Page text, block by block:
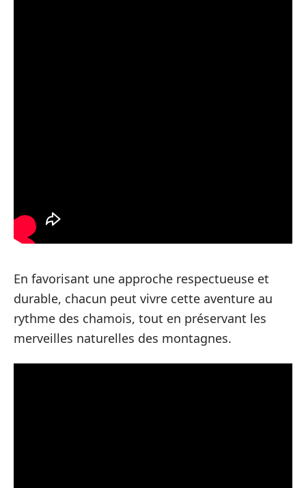
En favorisant une approche respectueuse et
durable, chacun peut vivre cette aventure au
rythme des chamois, tout en préservant les
merveilles naturelles des montagnes.